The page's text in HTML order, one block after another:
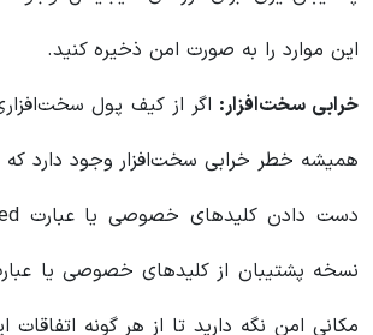
این موارد را به صورت امن ذخیره کنید.
خرابی سخت‌افزار: اگر از کیف پول
همیشه خطر خرابی سخت‌افزار وجود دارد که
مکانی امن نگه دارید تا از هر گونه